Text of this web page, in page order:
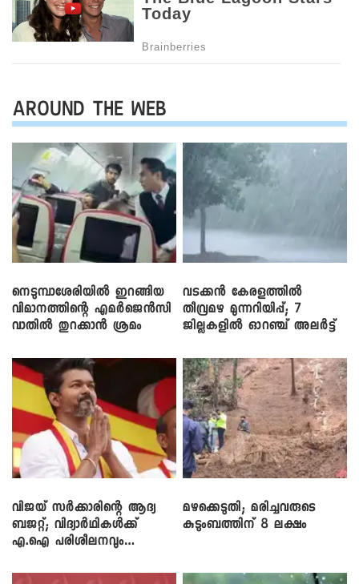
AROUND THE WEB
നെടുമ്പാശേരിയിൽ ഇറങ്ങിയ
വിമാനത്തിന്റെ എമർജെൻസി
വാതിൽ തുറക്കാൻ ശ്രമം
വടക്കൻ കേരളത്തിൽ
തീവ്രമഴ മുന്നറിയിപ്പ്; 7
ജില്ലകളിൽ ഓറഞ്ച് അലർട്ട്
വിജയ് സർക്കാരിന്റെ ആദ്യ
ബജറ്റ്; വിദ്യാർഥികൾക്ക്
എ.ഐ പരിശീലനവും
മഴക്കെടുതി; മരിച്ചവരുടെ
കുടുംബത്തിന് 8 ലക്ഷം